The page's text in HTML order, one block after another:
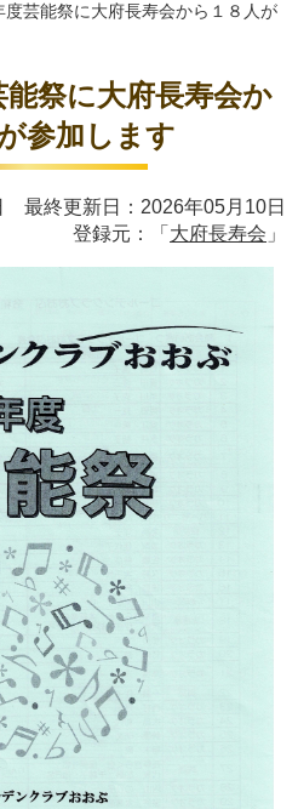
度芸能祭に大府長寿会から１８人が
祭に大府長寿会か
参加します
最終更新日：2026年05月10日
登録元：「 大府長寿会 」